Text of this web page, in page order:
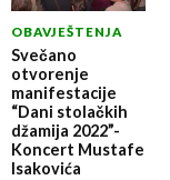
OBAVJEŠTENJA
Svečano
otvorenje
manifestacije
“Dani stolačkih
džamija 2022”-
Koncert Mustafe
Isakovića